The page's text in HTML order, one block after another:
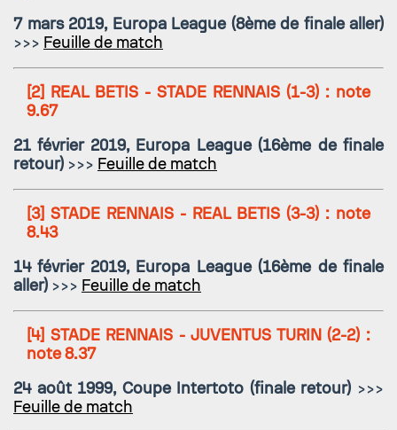
7 mars 2019, Europa League (8ème de finale aller)
>>> Feuille de match
[2] REAL BETIS - STADE RENNAIS (1-3) : note
9.67
21 février 2019, Europa League (16ème de finale
retour) >>> Feuille de match
[3] STADE RENNAIS - REAL BETIS (3-3) : note
8.43
14 février 2019, Europa League (16ème de finale
aller) >>> Feuille de match
[4] STADE RENNAIS - JUVENTUS TURIN(2-2) :
note 8.37
24 août 1999, Coupe Intertoto (finale retour) >>>
Feuille de match